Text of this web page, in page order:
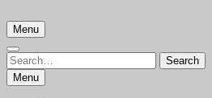
to
content
Menu
Search
for:
Search
Menu